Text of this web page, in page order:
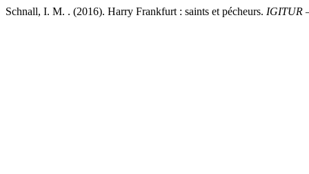
Schnall, I. M. . (2016). Harry Frankfurt : saints et pécheurs. IGITUR